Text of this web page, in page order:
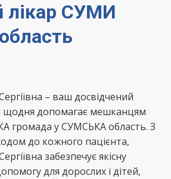
лікар СУМИ
– ваш досвідчений
щодня допомагає мешканцям
громада у СУМСЬКА область. З
до кожного пацієнта,
забезпечує якісну
для дорослих і дітей,